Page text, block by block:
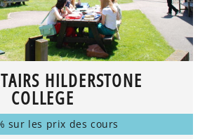
HILDERSTONE
COLLEGE
sur les prix des cours